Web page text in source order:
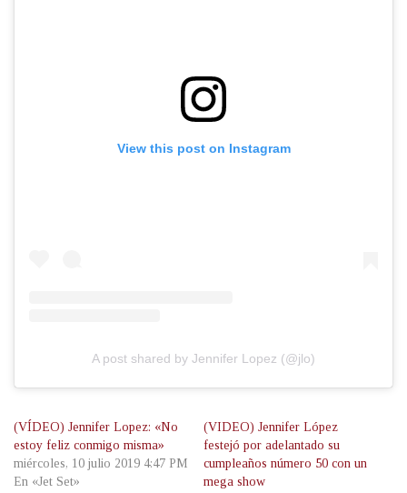
View this post on Instagram
A post shared by Jennifer Lopez (@jlo)
(VÍDEO) Jennifer Lopez: «No
estoy feliz conmigo misma»
miércoles, 10 julio 2019 4:47 PM
En «Jet Set»
(VIDEO) Jennifer López
festejó por adelantado su
cumpleaños número 50 con un
mega show